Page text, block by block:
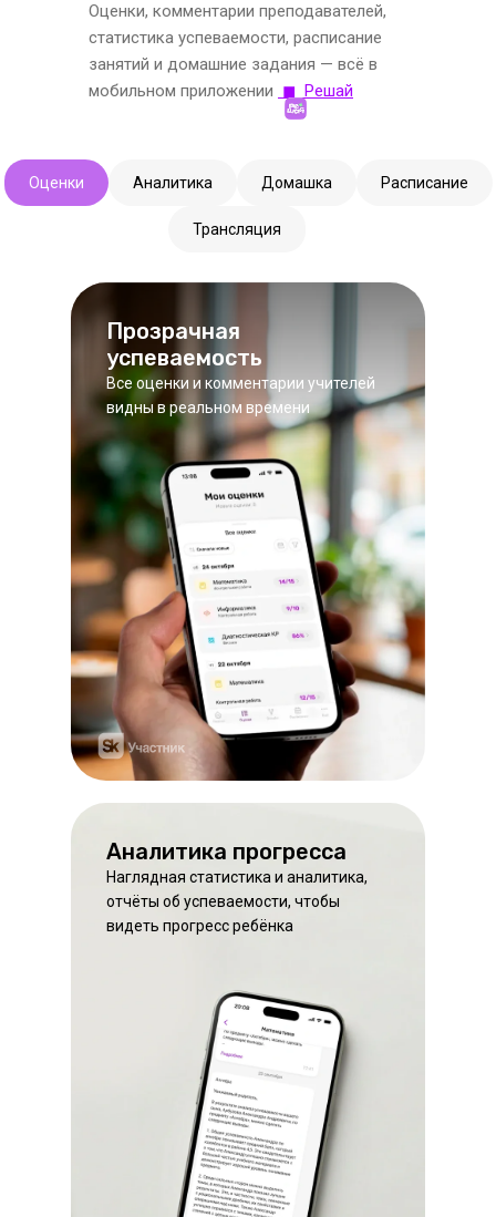
Оценки, комментарии преподавателей,
статистика успеваемости, расписание
занятий и домашние задания — всё в
мобильном приложении ◼ Решай
Оценки Аналитика Домашка Расписание
Трансляция
Прозрачная
успеваемость
Все оценки и комментарии учителей
видны в реальном времени
Аналитика прогресса
Наглядная статистика и аналитика,
отчёты об успеваемости, чтобы
видеть прогресс ребёнка